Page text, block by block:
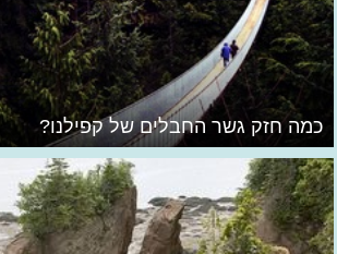
כמה חזק גשר החבלים של קפילנו?